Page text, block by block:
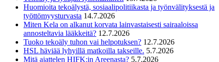
Huomioita tekoälystä, sosiaalipolitiikasta ja työnvälityksestä ja
työttömyysturvasta 14.7.2026
Miten Kela on alkanut korvata lainvastaisesti sairaaloissa
annosteltavia lääkkeitä? 12.7.2026
Tuoko tekoäly tuhon vai helpotuksen? 12.7.2026
HSL häviää lyhyillä matkoilla takseille. 5.7.2026
Mitä ajattelen HIFK:in Areenasta? 5.7.2026